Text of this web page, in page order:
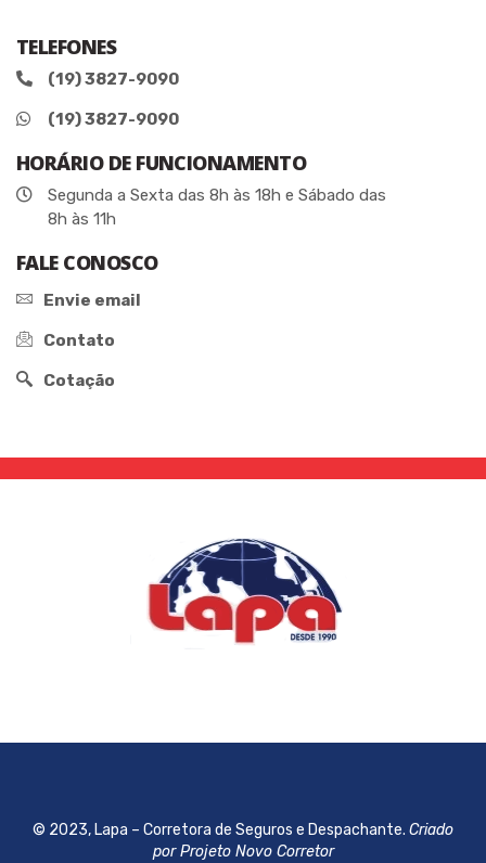
TELEFONES
(19) 3827-9090
(19) 3827-9090
HORÁRIO DE FUNCIONAMENTO
Segunda a Sexta das 8h às 18h e Sábado das
8h às 11h
FALE CONOSCO
Envie email
Contato
Cotação
© 2023, Lapa – Corretora de Seguros e Despachante. Criado
por Projeto Novo Corretor